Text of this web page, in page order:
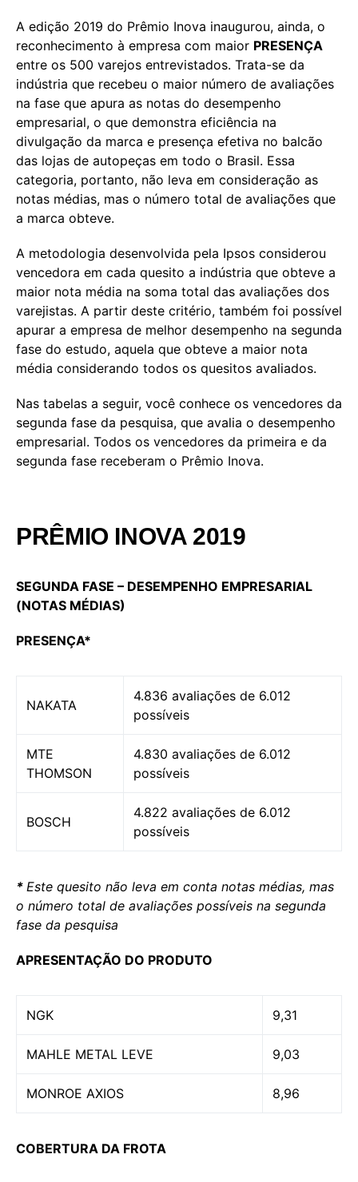
A edição 2019 do Prêmio Inova inaugurou, ainda, o
reconhecimento à empresa com maior PRESENÇA
entre os 500 varejos entrevistados. Trata-se da
indústria que recebeu o maior número de avaliações
na fase que apura as notas do desempenho
empresarial, o que demonstra eficiência na
divulgação da marca e presença efetiva no balcão
das lojas de autopeças em todo o Brasil. Essa
categoria, portanto, não leva em consideração as
notas médias, mas o número total de avaliações que
a marca obteve.
A metodologia desenvolvida pela Ipsos considerou
vencedora em cada quesito a indústria que obteve a
maior nota média na soma total das avaliações dos
varejistas. A partir deste critério, também foi possível
apurar a empresa de melhor desempenho na segunda
fase do estudo, aquela que obteve a maior nota
média considerando todos os quesitos avaliados.
Nas tabelas a seguir, você conhece os vencedores da
segunda fase da pesquisa, que avalia o desempenho
empresarial. Todos os vencedores da primeira e da
segunda fase receberam o Prêmio Inova.
PRÊMIO INOVA 2019
SEGUNDA FASE – DESEMPENHO EMPRESARIAL
(NOTAS MÉDIAS)
PRESENÇA*
NAKATA
4.836 avaliações de 6.012
possíveis
MTE
THOMSON
4.830 avaliações de 6.012
possíveis
BOSCH
4.822 avaliações de 6.012
possíveis
* Este quesito não leva em conta notas médias, mas
o número total de avaliações possíveis na segunda
fase da pesquisa
APRESENTAÇÃO DO PRODUTO
NGK 9,31
MAHLE METAL LEVE 9,03
MONROE AXIOS 8,96
COBERTURA DA FROTA